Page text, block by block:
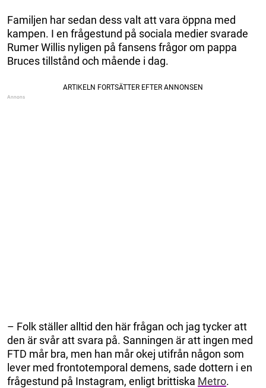
Familjen har sedan dess valt att vara öppna med
kampen. I en frågestund på sociala medier svarade
Rumer Willis nyligen på fansens frågor om pappa
Bruces tillstånd och mående i dag.
– Folk ställer alltid den här frågan och jag tycker att
den är svår att svara på. Sanningen är att ingen med
FTD mår bra, men han mår okej utifrån någon som
lever med frontotemporal demens, sade dottern i en
frågestund på Instagram, enligt brittiska Metro.